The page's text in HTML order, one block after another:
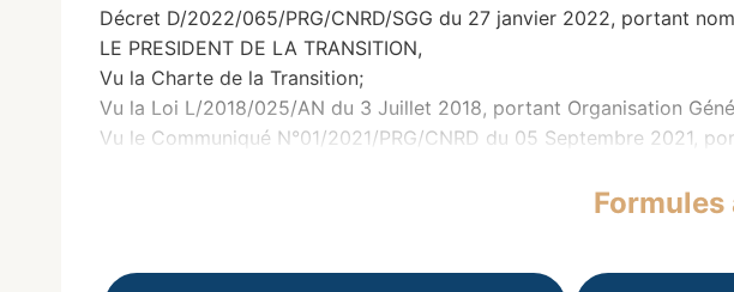
Décret D/2022/065/PRG/CNRD/SGG du 27 janvier 2022, portant
LE PRESIDENT DE LA TRANSITION,
Vu la Charte de la Transition;
Vu la Loi L/2018/025/AN du 3 Juillet 2018, portant Organisation
Vu le Communiqué N°01/2021/PRG/CNRD du 05 Septembre 2021,